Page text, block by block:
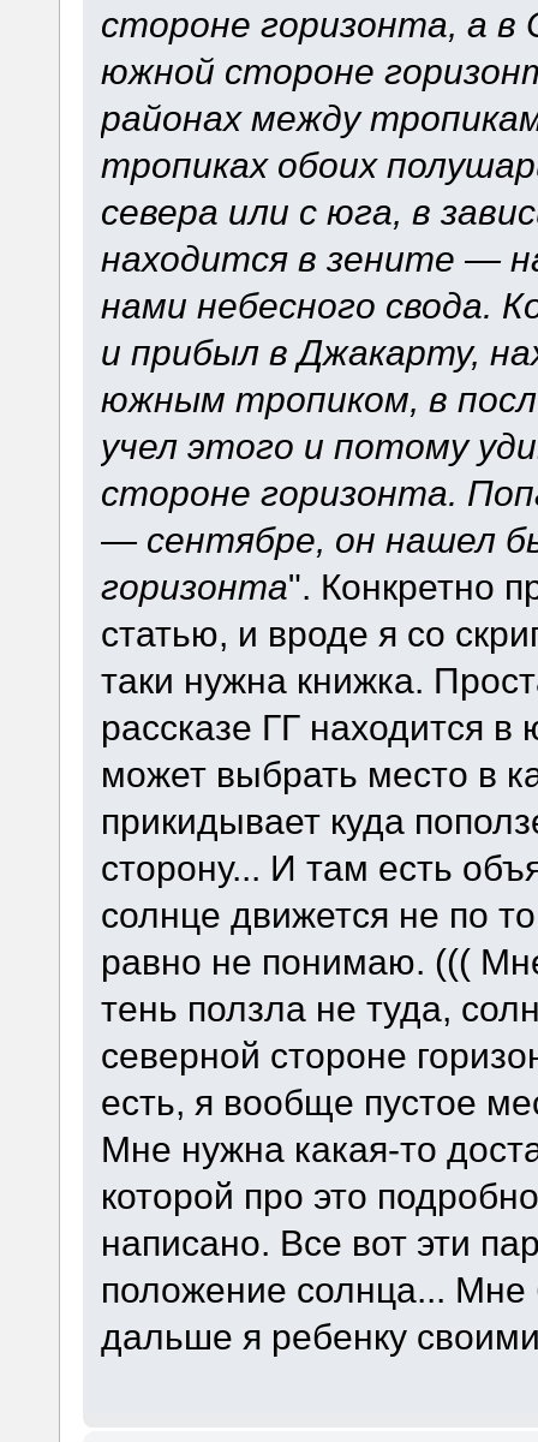
стороне горизонта, а
южной стороне
районах между
тропиках обоих
севера или с юга, в
находится в зените —
нами небесного свода.
и прибыл в Джакарту,
южным тропиком, в
учел этого и потому
стороне горизонта.
— сентябре, он нашел
горизонта". Конкретно
статью, и вроде я со
таки нужна книжка.
рассказе ГГ находится
может выбрать место в
прикидывает куда
сторону... И там есть
солнце движется не по
равно не понимаю. (((
тень ползла не туда,
северной стороне
есть, я вообще пустое
Мне нужна какая-то
которой про это
написано. Все вот эти
положение солнца... Мне
дальше я ребенку